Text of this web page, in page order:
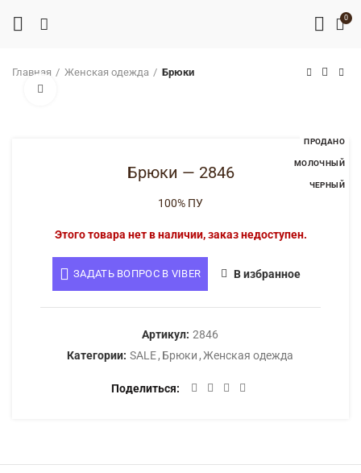
0
Главная Женская одежда Брюки
ПРОДАНО
МОЛОЧНЫЙ
ЧЕРНЫЙ
Брюки — 2846
100% ПУ
Этого товара нет в наличии, заказ недоступен.
ЗАДАТЬ ВОПРОС В VIBER В избранное
Артикул: 2846
Категории: SALE, Брюки ,Женская одежда
Поделиться